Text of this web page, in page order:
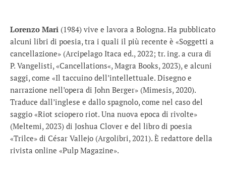
Lorenzo Mari (1984) vive e lavora a Bologna. Ha pubblicato
alcuni libri di poesia, tra i quali il più recente è «Soggetti a
cancellazione» (Arcipelago Itaca ed., 2022; tr. ing. a cura di
P. Vangelisti, «Cancellations«, Magra Books, 2023), e alcuni
saggi, come «Il taccuino dell’intellettuale. Disegno e
narrazione nell’opera di John Berger» (Mimesis, 2020).
Traduce dall’inglese e dallo spagnolo, come nel caso del
saggio «Riot sciopero riot. Una nuova epoca di rivolte»
(Meltemi, 2023) di Joshua Clover e del libro di poesia
«Trilce» di César Vallejo (Argolibri, 2021). È redattore della
rivista online «Pulp Magazine».